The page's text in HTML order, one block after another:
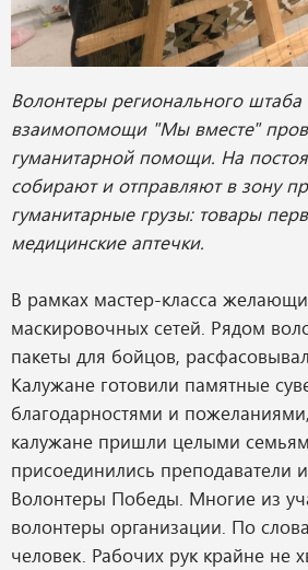
Волонтеры регионального
взаимопомощи "Мы вместе"
гуманитарной помощи. На
собирают и отправляют в зону
гуманитарные грузы: товары
медицинские аптечки.
В рамках мастер-класса
маскировочных сетей. Рядом
пакеты для бойцов,
Калужане готовили памятные
благодарностями и
калужане пришли целыми
присоединились преподаватели
Волонтеры Победы. Многие из
волонтеры организации. По
человек. Рабочих рук крайне не